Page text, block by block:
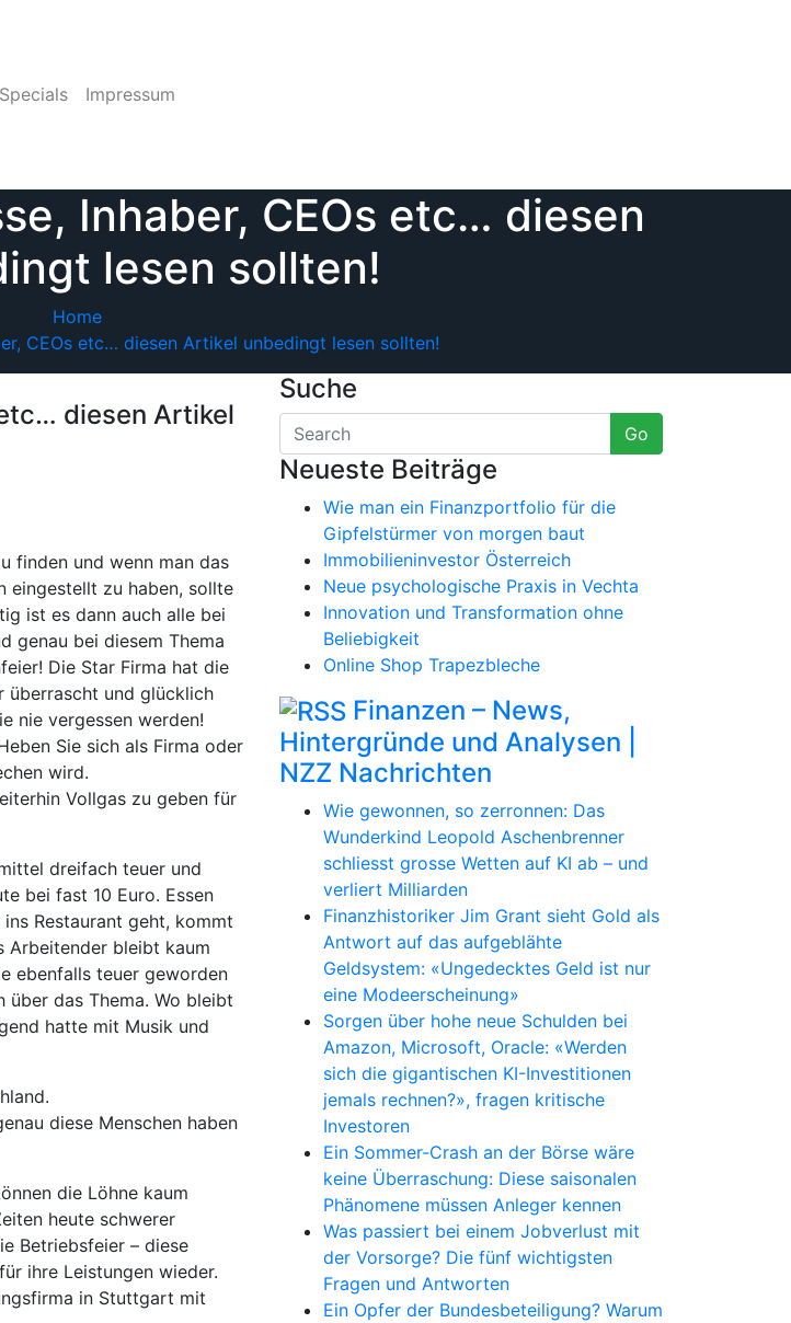
Specials Impressum
Inhaber, CEOs etc… diesen
lesen sollten!
Home
CEOs etc… diesen Artikel unbedingt lesen sollten!
diesen Artikel
finden und wenn man das
eingestellt zu haben, sollte
ist es dann auch alle bei
genau bei diesem Thema
Die Star Firma hat die
überrascht und glücklich
nie vergessen werden!
Sie sich als Firma oder
wird.
Vollgas zu geben für
dreifach teuer und
bei fast 10 Euro. Essen
Restaurant geht, kommt
Arbeitender bleibt kaum
ebenfalls teuer geworden
über das Thema. Wo bleibt
hatte mit Musik und
diese Menschen haben
die Löhne kaum
heute schwerer
Betriebsfeier – diese
ihre Leistungen wieder.
in Stuttgart mit
Suche
Go
Neueste Beiträge
Wie man ein Finanzportfolio für die
Gipfelstürmer von morgen baut
Immobilieninvestor Österreich
Neue psychologische Praxis in Vechta
Innovation und Transformation ohne
Beliebigkeit
Online Shop Trapezbleche
Finanzen – News,
Hintergründe und Analysen |
NZZ Nachrichten
Wie gewonnen, so zerronnen: Das
Wunderkind Leopold Aschenbrenner
schliesst grosse Wetten auf KI ab – und
verliert Milliarden
Finanzhistoriker Jim Grant sieht Gold als
Antwort auf das aufgeblähte
Geldsystem: «Ungedecktes Geld ist nur
eine Modeerscheinung»
Sorgen über hohe neue Schulden bei
Amazon, Microsoft, Oracle: «Werden
sich die gigantischen KI-Investitionen
jemals rechnen?», fragen kritische
Investoren
Ein Sommer-Crash an der Börse wäre
keine Überraschung: Diese saisonalen
Phänomene müssen Anleger kennen
Was passiert bei einem Jobverlust mit
der Vorsorge? Die fünf wichtigsten
Fragen und Antworten
Ein Opfer der Bundesbeteiligung? Warum